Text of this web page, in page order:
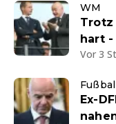
WM
Trotz
hart
Vor 3
Ex-